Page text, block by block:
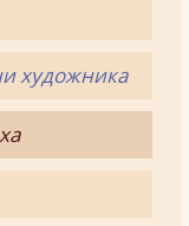
художника